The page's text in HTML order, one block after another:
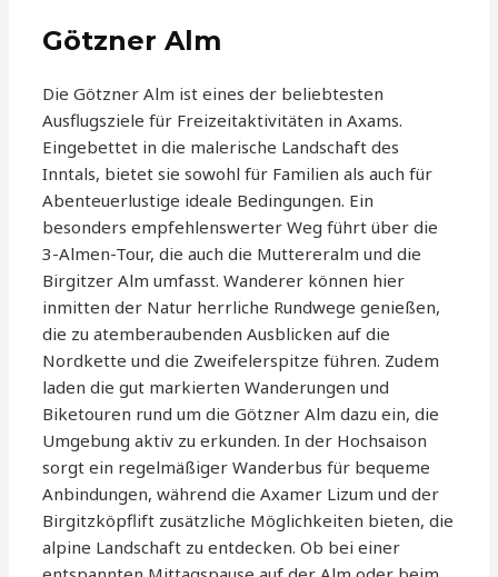
Götzner Alm
Die Götzner Alm ist eines der beliebtesten
Ausflugsziele für Freizeitaktivitäten in Axams.
Eingebettet in die malerische Landschaft des
Inntals, bietet sie sowohl für Familien als auch für
Abenteuerlustige ideale Bedingungen. Ein
besonders empfehlenswerter Weg führt über die
3-Almen-Tour, die auch die Muttereralm und die
Birgitzer Alm umfasst. Wanderer können hier
inmitten der Natur herrliche Rundwege genießen,
die zu atemberaubenden Ausblicken auf die
Nordkette und die Zweifelerspitze führen. Zudem
laden die gut markierten Wanderungen und
Biketouren rund um die Götzner Alm dazu ein, die
Umgebung aktiv zu erkunden. In der Hochsaison
sorgt ein regelmäßiger Wanderbus für bequeme
Anbindungen, während die Axamer Lizum und der
Birgitzköpflift zusätzliche Möglichkeiten bieten, die
alpine Landschaft zu entdecken. Ob bei einer